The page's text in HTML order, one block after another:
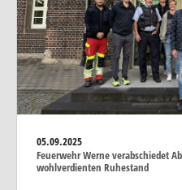
05.09.2025
Feuerwehr Werne verabschiedet
wohlverdienten Ruhestand